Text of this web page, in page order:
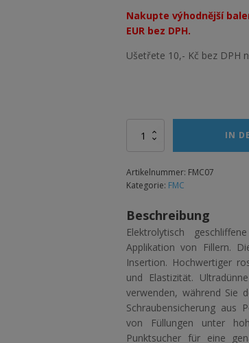
Nakupte výhodnější
EUR bez DPH.
Ušetřete 10,- Kč bez DPH
Kanyla
Menge
IN
Alternative:
Artikelnummer: FMC07
Kategorie: FMC
Beschreibung
Elektrolytisch
Applikation von Fillern.
Insertion. Hochwertiger
und Elastizität.
verwenden, während Sie
Schraubensicherung aus
von Füllungen unter
Punktsucher für eine